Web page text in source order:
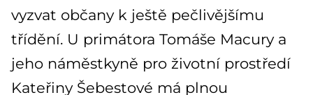
vyzvat občany k ještě pečlivějšímu
třídění. U primátora Tomáše Macury a
jeho náměstkyně pro životní prostředí
Kateřiny Šebestové má plnou